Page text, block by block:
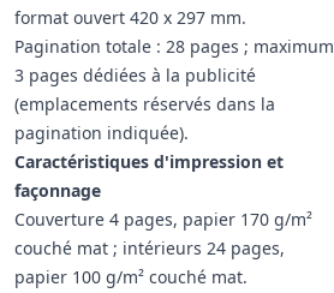
format ouvert 420 x 297 mm.
Pagination totale : 28 pages ; maximum
3 pages dédiées à la publicité
(emplacements réservés dans la
pagination indiquée).
Caractéristiques d'impression et
façonnage
Couverture 4 pages, papier 170 g/m²
couché mat ; intérieurs 24 pages,
papier 100 g/m² couché mat.